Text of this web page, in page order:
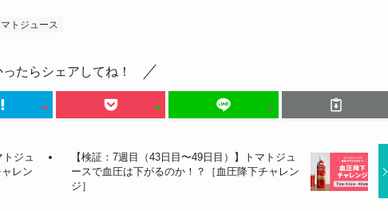
マトジュース
ったらシェアしてね！
ジュ
レン
【検証：7週目（43日目〜49日目）】トマトジュ
ースで血圧は下がるのか！？［血圧降下チャレン
ジ］